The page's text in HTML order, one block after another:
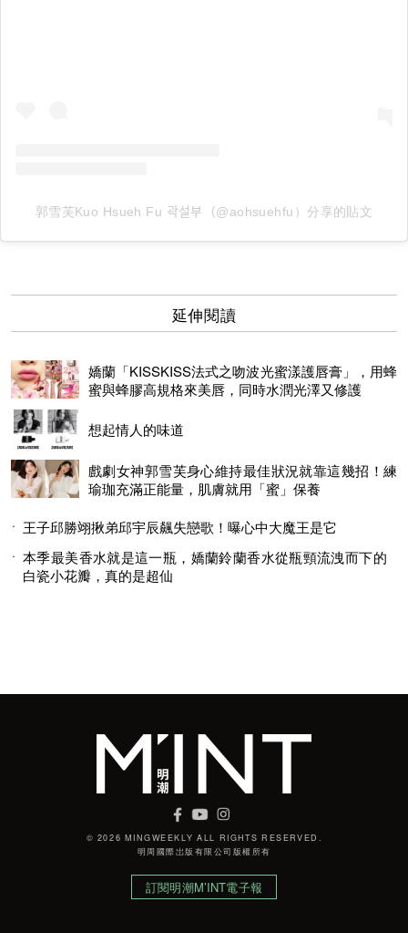
郭雪芙Kuo Hsueh Fu 곽설부（@aohsuehfu）分享的貼文
延伸閱讀
嬌蘭「KISSKISS法式之吻波光蜜漾護唇膏」，用蜂
蜜與蜂膠高規格來美唇，同時水潤光澤又修護
想起情人的味道
戲劇女神郭雪芙身心維持最佳狀況就靠這幾招！練
瑜珈充滿正能量，肌膚就用「蜜」保養
王子邱勝翊揪弟邱宇辰飆失戀歌！曝心中大魔王是它
本季最美香水就是這一瓶，嬌蘭鈴蘭香水從瓶頸流洩而下的
白瓷小花瓣，真的是超仙
© 2026 MINGWEEKLY ALL RIGHTS RESERVED.
明周國際岀版有限公司版權所有
訂閱明潮M’INT電子報